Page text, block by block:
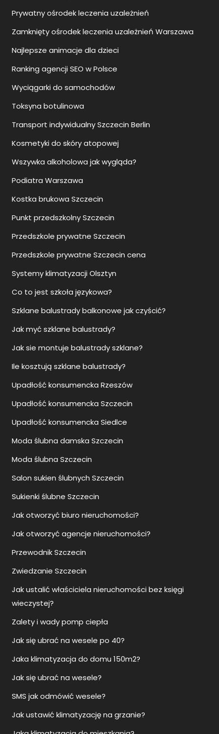
Prywatny ośrodek leczenia uzależnień
Zamknięty ośrodek leczenia uzależnień Warszawa
Najlepsze animacje dla dzieci
Ranking agencji SEO w Polsce
Wyciągarki do samochodów
Toksyna botulinowa
Transport indywidualny Szczecin Berlin
Kosmetyki do skóry atopowej
Wszywka alkoholowa jak wygląda?
Podiatra Warszawa
Kostka brukowa Szczecin
Punkt przedszkolny Szczecin
Przedszkole prywatne Szczecin
Przedszkole prywatne Szczecin cena
Systemy klimatyzacji Olsztyn
Co to jest szkoła językowa?
Szklane balustrady balkonowe jak czyścić?
Jak myć szklane balustrady?
Jak sie montuje balustrady szklane?
Ile kosztują szklane balustrady?
Upadłość konsumencka Rzeszów
Upadłość konsumencka Szczecin
Upadłość konsumencka Siedlce
Moda ślubna damska Szczecin
Moda ślubna Szczecin
Salon sukien ślubnych Szczecin
Sukienki ślubne Szczecin
Jak otworzyć biuro nieruchomości?
Jak otworzyć agencje nieruchomości?
Przewodnik Szczecin
Zwiedzanie Szczecin
Jak ustalić właściciela nieruchomości bez księgi
wieczystej?
Zalety i wady pomp ciepła
Jak się ubrać na wesele po 40?
Jaka klimatyzacja do domu 150m2?
Jak się ubrać na wesele?
SMS jak odmówić wesele?
Jak ustawić klimatyzację na grzanie?